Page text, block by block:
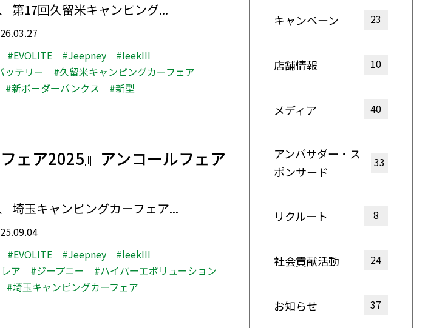
第17回久留米キャンピング...
#EVOLITE #Jeepney
#leekIII
ッテリー
#久留米キャンピングカーフェア
#新ボーダーバンクス #新型
ェア2025』アンコールフェア
埼玉キャンピングカーフェア...
#EVOLITE #Jeepney
#leekIII
ア #ジープニー
#ハイパーエボリューション
#埼玉キャンピングカーフェア
キャンペーン 23
店舗情報 10
メディア 40
アンバサダー・ス
ポンサード
33
リクルート 8
社会貢献活動 24
お知らせ 37